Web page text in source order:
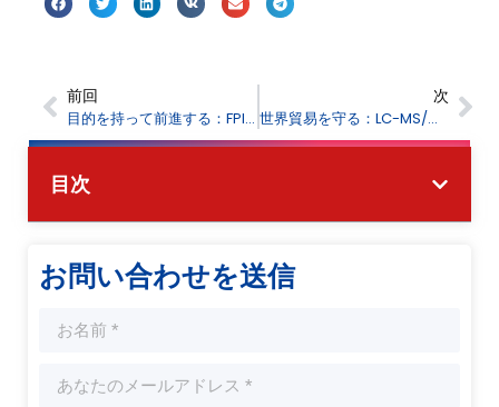
前回
目的を持って前進する：FPIより2026年 新年のご挨拶
次
世界貿易を守る：LC-MS/MSの優れた性能による税関検査の強化
目次
お問い合わせを送信